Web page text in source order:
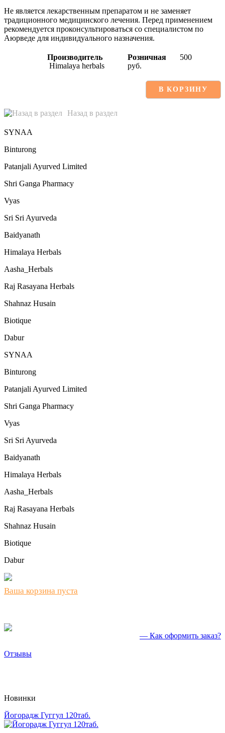
Не является лекарственным препаратом и не заменяет
традиционного медицинского лечения. Перед применением
рекомендуется проконсультироваться со специалистом по
Аюрведе для индивидуального назначения.
Производитель
Himalaya herbals
Розничная
500
руб.
В КОРЗИНУ
Назад в раздел
SYNAA
Binturong
Patanjali Ayurved Limited
Shri Ganga Pharmacy
Vyas
Sri Sri Ayurveda
Baidyanath
Himalaya Herbals
Aasha_Herbals
Raj Rasayana Herbals
Shahnaz Husain
Biotique
Dabur
SYNAA
Binturong
Patanjali Ayurved Limited
Shri Ganga Pharmacy
Vyas
Sri Sri Ayurveda
Baidyanath
Himalaya Herbals
Aasha_Herbals
Raj Rasayana Herbals
Shahnaz Husain
Biotique
Dabur
Ваша корзина пуста
— Как оформить заказ?
Отзывы
Новинки
Йогорадж Гуггул 120таб.